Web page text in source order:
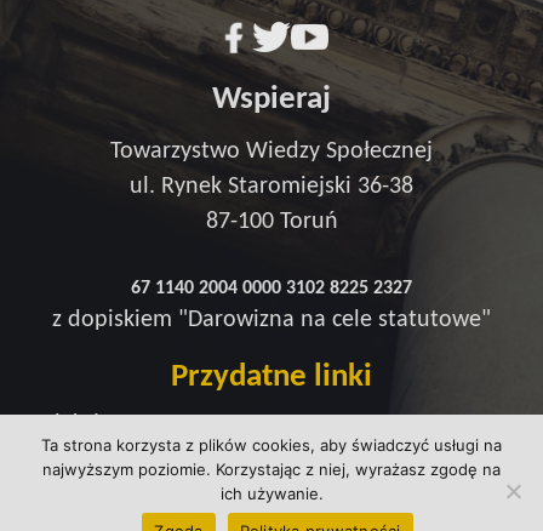
Ta strona korzysta z plików cookies, aby świadczyć usługi na
najwyższym poziomie. Korzystając z niej, wyrażasz zgodę na
ich używanie.
Wspieraj
Towarzystwo Wiedzy Społecznej
ul. Rynek Staromiejski 36-38
87-100 Toruń
67 1140 2004 0000 3102 8225 2327
z dopiskiem "Darowizna na cele statutowe"
Przydatne linki
Strefa wsparcia
Polityka prywatności